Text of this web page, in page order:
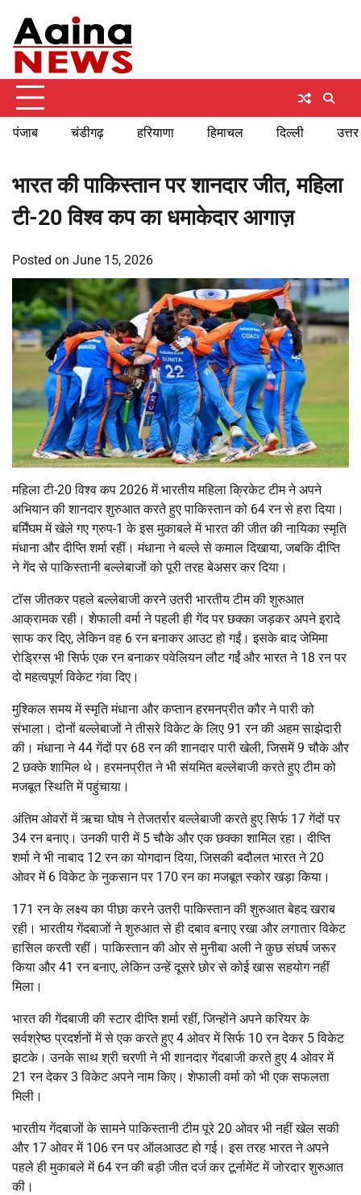
content
पंजाब चंडीगढ़ हरियाणा हिमाचल दिल्ली
भारत की पाकिस्तान पर शानदार जीत, महिला
टी-20 विश्व कप का धमाकेदार आगाज़
Posted on June 15, 2026
महिला टी-20 विश्व कप 2026 में भारतीय महिला क्रिकेट टीम ने अपने
अभियान की शानदार शुरुआत करते हुए पाकिस्तान को 64 रन से हरा दिया।
बर्मिंघम में खेले गए ग्रुप-1 के इस मुकाबले में भारत की जीत की नायिका स्मृति
मंधाना और दीप्ति शर्मा रहीं। मंधाना ने बल्ले से कमाल दिखाया, जबकि दीप्ति
ने गेंद से पाकिस्तानी बल्लेबाजों को पूरी तरह बेअसर कर दिया।
टॉस जीतकर पहले बल्लेबाजी करने उतरी भारतीय टीम की शुरुआत
आक्रामक रही। शेफाली वर्मा ने पहली ही गेंद पर छक्का जड़कर अपने इरादे
साफ कर दिए, लेकिन वह 6 रन बनाकर आउट हो गईं। इसके बाद जेमिमा
रोड्रिग्स भी सिर्फ एक रन बनाकर पवेलियन लौट गईं और भारत ने 18 रन पर
दो महत्वपूर्ण विकेट गंवा दिए।
मुश्किल समय में स्मृति मंधाना और कप्तान हरमनप्रीत कौर ने पारी को
संभाला। दोनों बल्लेबाजों ने तीसरे विकेट के लिए 91 रन की अहम साझेदारी
की। मंधाना ने 44 गेंदों पर 68 रन की शानदार पारी खेली, जिसमें 9 चौके और
2 छक्के शामिल थे। हरमनप्रीत ने भी संयमित बल्लेबाजी करते हुए टीम को
मजबूत स्थिति में पहुंचाया।
अंतिम ओवरों में ऋचा घोष ने तेजतर्रार बल्लेबाजी करते हुए सिर्फ 17 गेंदों पर
34 रन बनाए। उनकी पारी में 5 चौके और एक छक्का शामिल रहा। दीप्ति
शर्मा ने भी नाबाद 12 रन का योगदान दिया, जिसकी बदौलत भारत ने 20
ओवर में 6 विकेट के नुकसान पर 170 रन का मजबूत स्कोर खड़ा किया।
171 रन के लक्ष्य का पीछा करने उतरी पाकिस्तान की शुरुआत बेहद खराब
रही। भारतीय गेंदबाजों ने शुरुआत से ही दबाव बनाए रखा और लगातार विकेट
हासिल करती रहीं। पाकिस्तान की ओर से मुनीबा अली ने कुछ संघर्ष जरूर
किया और 41 रन बनाए, लेकिन उन्हें दूसरे छोर से कोई खास सहयोग नहीं
मिला।
भारत की गेंदबाजी की स्टार दीप्ति शर्मा रहीं, जिन्होंने अपने करियर के
सर्वश्रेष्ठ प्रदर्शनों में से एक करते हुए 4 ओवर में सिर्फ 10 रन देकर 5 विकेट
झटके। उनके साथ श्री चरणी ने भी शानदार गेंदबाजी करते हुए 4 ओवर में
21 रन देकर 3 विकेट अपने नाम किए। शेफाली वर्मा को भी एक सफलता
मिली।
भारतीय गेंदबाजों के सामने पाकिस्तानी टीम पूरे 20 ओवर भी नहीं खेल सकी
और 17 ओवर में 106 रन पर ऑलआउट हो गई। इस तरह भारत ने अपने
पहले ही मुकाबले में 64 रन की बड़ी जीत दर्ज कर टूर्नामेंट में जोरदार शुरुआत
की।